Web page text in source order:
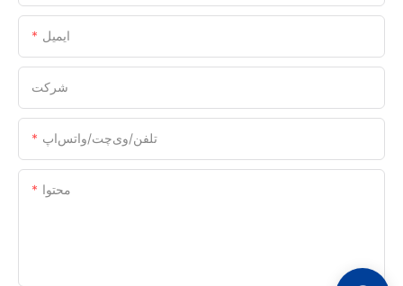
ایمیل
شرکت
تلفن/وی‌چت/واتس‌اپ
محتوا